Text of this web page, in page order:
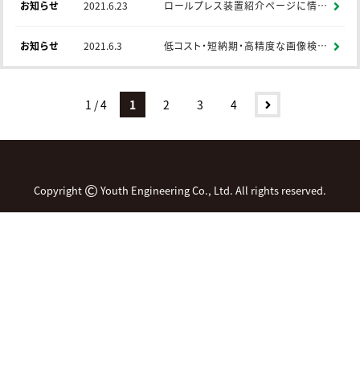
お知らせ 2021.6.23 ロールプレス装置紹介ページに情報を追加、更新しました。
お知らせ 2021.6.3 低コスト・短納期・高精度な画像検査処理システムのご紹介
1 / 4 1 2 3 4
Copyright © Youth Engineering Co., Ltd. All rights reserved.